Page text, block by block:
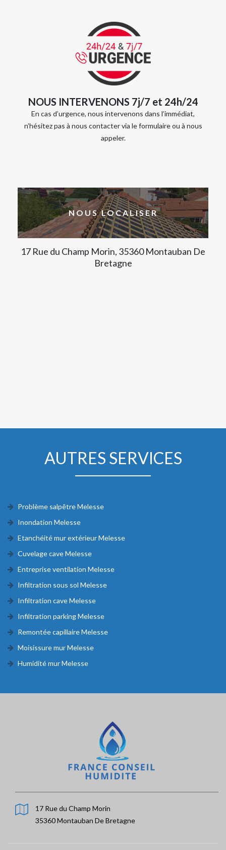
NOUS INTERVENONS 7j/7 et 24h/24
En cas d’urgence, nous intervenons dans l’immédiat,
n’hésitez pas à nous contacter via le formulaire ou à nous
appeler.
NOUS LOCALISER
17 Rue du Champ Morin, 35360 Montauban De
Bretagne
AUTRES SERVICES
Problème salpêtre Melesse
Inondation Melesse
Etanchéité mur extérieur Melesse
Cuvelage cave Melesse
Entreprise ventilation Melesse
Infiltration sous sol Melesse
Infiltration cave Melesse
Infiltration parking Melesse
Remontée capillaire Melesse
Moisissure mur Melesse
Humidité mur Melesse
17 Rue du Champ Morin
35360 Montauban De Bretagne